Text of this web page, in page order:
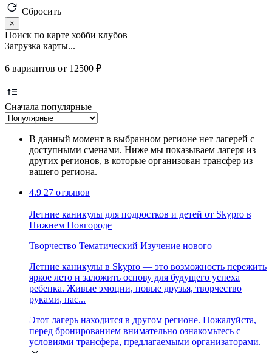
Сбросить
×
Поиск по карте хобби клубов
Загрузка карты...
6 вариантов от 12500 ₽
Сначала популярные
В данный момент в выбранном регионе нет лагерей с
доступными сменами. Ниже мы показываем лагеря из
других регионов, в которые организован трансфер из
вашего региона.
4.9 27 отзывов
Летние каникулы для подростков и детей от Skypro в
Нижнем Новгороде
Творчество Тематический Изучение нового
Летние каникулы в Skypro — это возможность пережить
яркое лето и заложить основу для будущего успеха
ребенка. Живые эмоции, новые друзья, творчество
руками, нас...
Этот лагерь находится в другом регионе. Пожалуйста,
перед бронированием внимательно ознакомьтесь с
условиями трансфера, предлагаемыми организаторами.